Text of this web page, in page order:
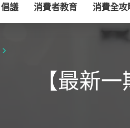
倡議 消費者教育 消費全攻
【最新